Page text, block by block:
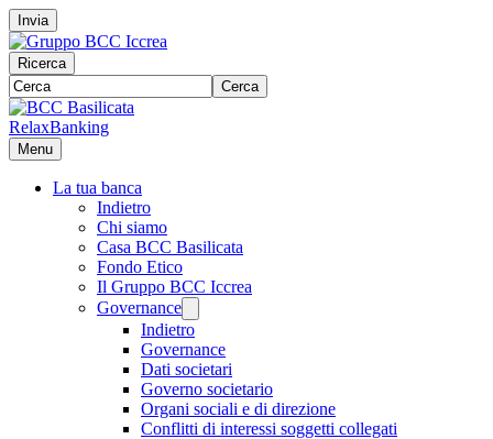
Invia
Ricerca
Cerca
RelaxBanking
Menu
La tua banca
Indietro
Chi siamo
Casa BCC Basilicata
Fondo Etico
Il Gruppo BCC Iccrea
Governance
Indietro
Governance
Dati societari
Governo societario
Organi sociali e di direzione
Conflitti di interessi soggetti collegati